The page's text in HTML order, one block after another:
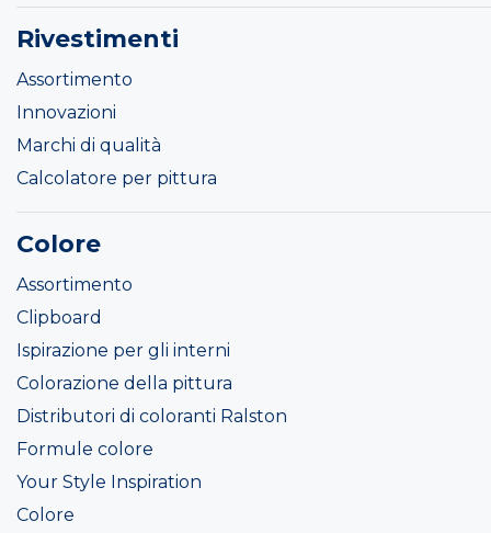
Rivestimenti
Assortimento
Innovazioni
Marchi di qualità
Calcolatore per pittura
Colore
Assortimento
Clipboard
Ispirazione per gli interni
Colorazione della pittura
Distributori di coloranti Ralston
Formule colore
Your Style Inspiration
Colore